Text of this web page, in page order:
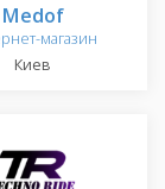
Medof
магазин
Киев